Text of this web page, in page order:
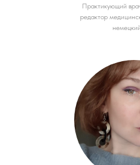
Практикующий
редактор